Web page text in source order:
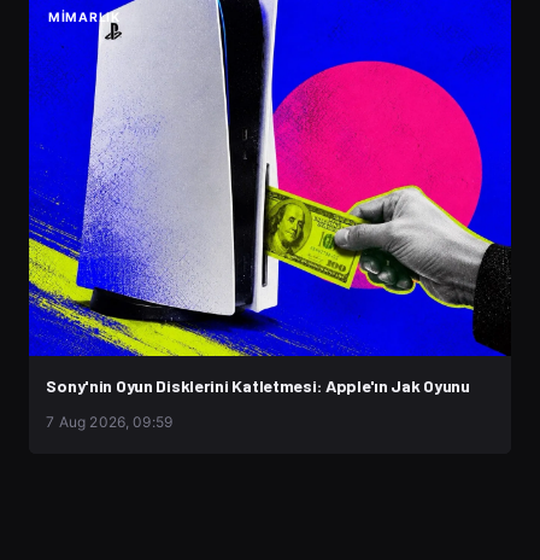
MIMARLIK
Sony'nin Oyun Disklerini Katletmesi: Apple'ın Jak Oyunu
7 Aug 2026, 09:59